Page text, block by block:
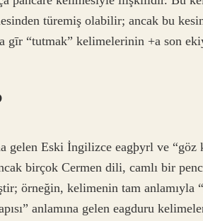
gīr “tutmak” kelimelerinin +a son
Eski İngilizce eagþyrl ve “göz
birçok Cermen dili, camlı bir
örneğin, kelimenin tam anlamıyla
anlamına gelen eagduru